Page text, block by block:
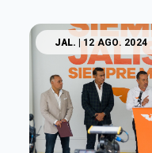
JAL. | 12 AGO. 2024